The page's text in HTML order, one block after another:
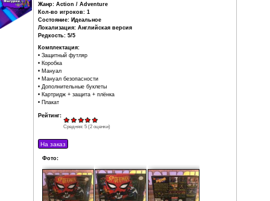
борьбе с преступностью. Человек-Паук может
потолку, а также «стрелять» по врагам паутиной,
свойство заканчиваться. В случае, если запас
врагами можно сразиться врукопашную. В конце
ожидает сражение с одним из боссов.
Разработчик: Western Technologies, Inc.
Издатель: LJN Ltd.
Product ID: SNS-ADME-USA
Дата выпуска: 1995
Жанр: Action / Adventure
Состояние: Идеальное
Локализация: Английская версия
Редкость: 5/5
Комплектация:
• Защитный футляр